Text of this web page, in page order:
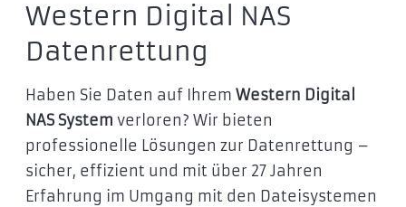
Western Digital NAS
Datenrettung
Haben Sie Daten auf Ihrem Western Digital
NAS System verloren? Wir bieten
professionelle Lösungen zur Datenrettung –
sicher, effizient und mit über 27 Jahren
Erfahrung im Umgang mit den Dateisystemen